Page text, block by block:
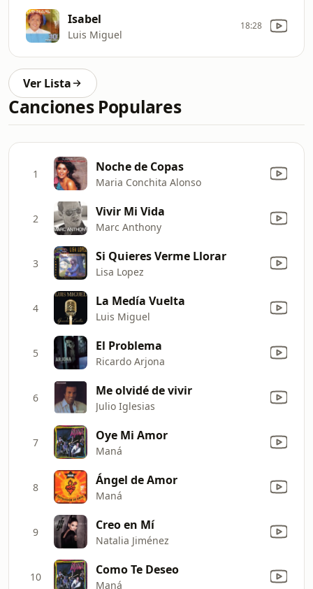
Isabel
Luis Miguel
18:28
Ver Lista
Canciones Populares
1 Noche de Copas
Maria Conchita Alonso
2 Vivir Mi Vida
Marc Anthony
3 Si Quieres Verme Llorar
Lisa Lopez
4 La Medía Vuelta
Luis Miguel
5 El Problema
Ricardo Arjona
6 Me olvidé de vivir
Julio Iglesias
7 Oye Mi Amor
Maná
8 Ángel de Amor
Maná
9 Creo en Mí
Natalia Jiménez
10 Como Te Deseo
Maná